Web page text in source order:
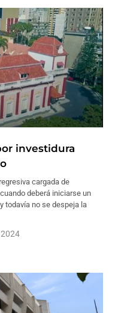
investidura
cargada de
deberá iniciarse un
todavía no se despeja la